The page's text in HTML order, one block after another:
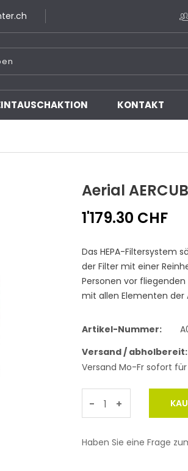
KONTAKT
Aerial
1'179.30 CHF
Das HEPA-Filtersystem
der Filter mit einer
Personen vor fliegenden
mit allen Elementen der
Artikel-Nummer:
Versand / abholbereit:
Versand Mo-Fr sofort für
- +
Haben Sie eine Frage